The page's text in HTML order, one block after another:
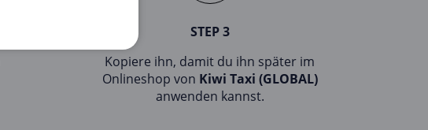
STEP 3
Kopiere ihn, damit du ihn später im
Onlineshop von Kiwi Taxi (GLOBAL)
anwenden kannst.